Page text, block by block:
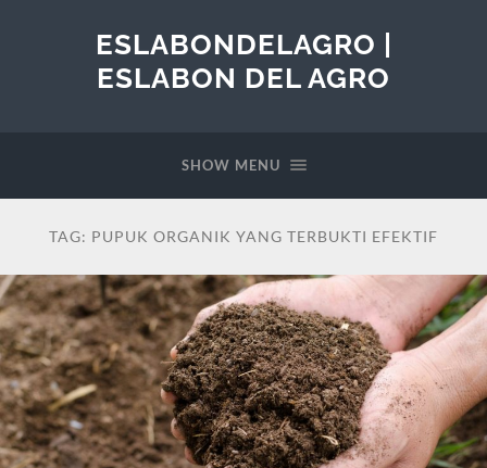
ESLABONDELAGRO |
ESLABON DEL AGRO
SHOW MENU
TAG: PUPUK ORGANIK YANG TERBUKTI EFEKTIF